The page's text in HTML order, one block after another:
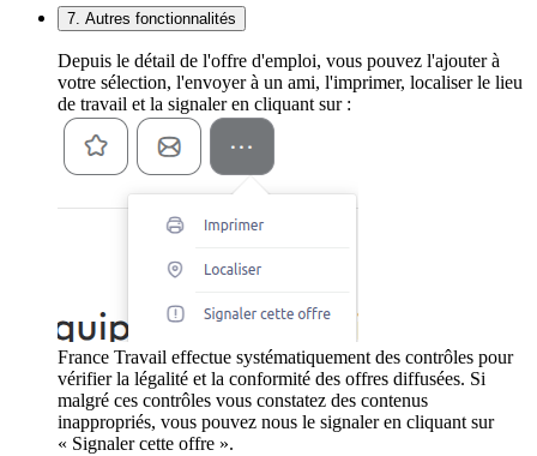
7. Autres fonctionnalités
Depuis le détail de l'offre d'emploi, vous pouvez l'ajouter à
votre sélection, l'envoyer à un ami, l'imprimer, localiser le lieu
de travail et la signaler en cliquant sur :
France Travail effectue systématiquement des contrôles pour
vérifier la légalité et la conformité des offres diffusées. Si
malgré ces contrôles vous constatez des contenus
inappropriés, vous pouvez nous le signaler en cliquant sur
« Signaler cette offre ».